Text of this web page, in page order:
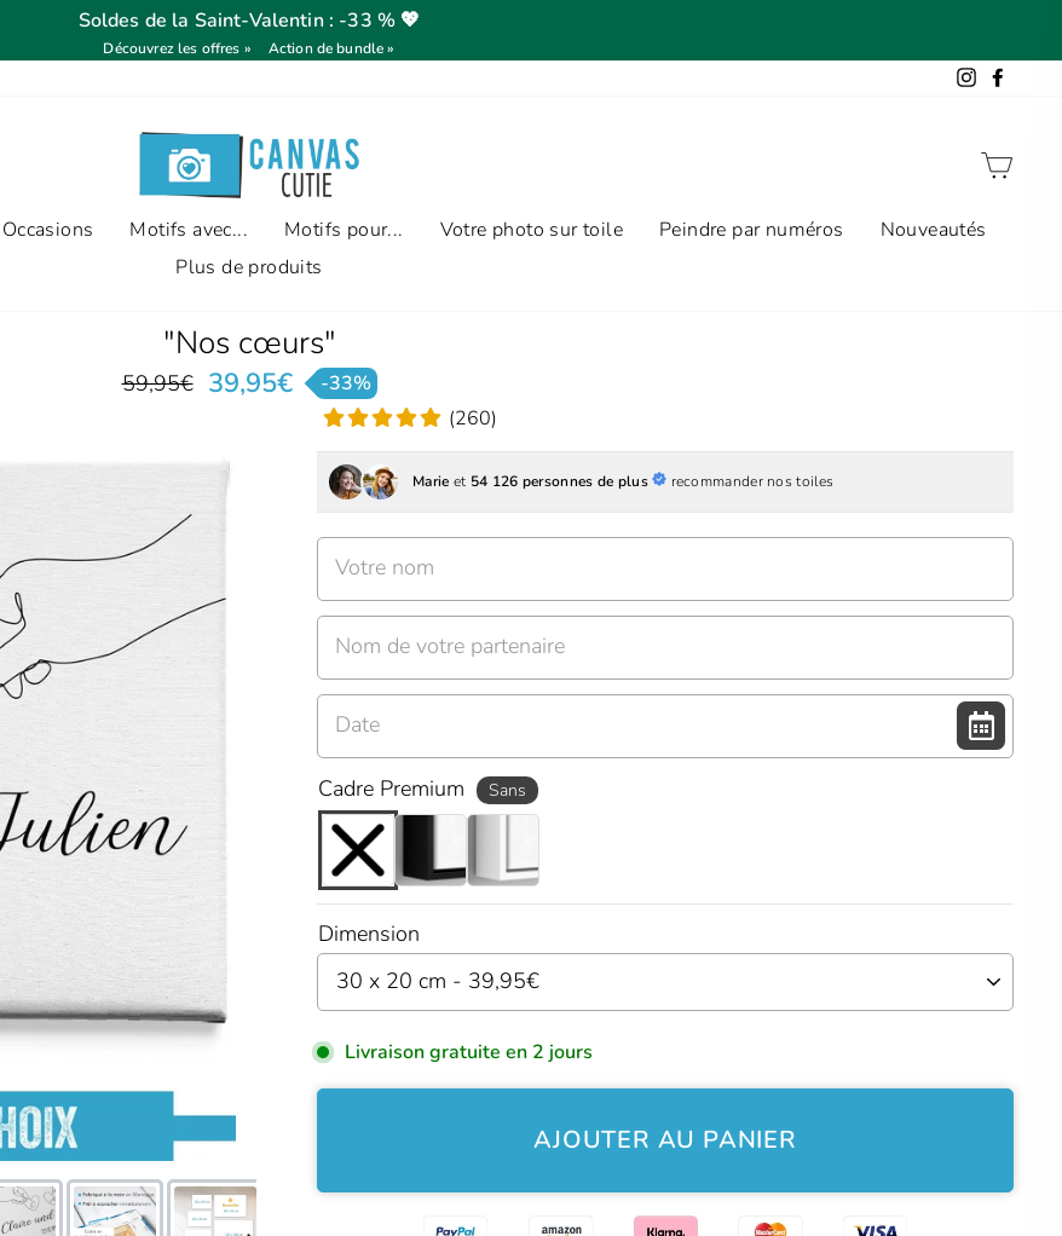
Soldes de la Saint-Valentin : -33 % 💖
Découvrez les offres » Action de bundle »
Instagram
Occasions Motifs avec... Motifs pour... Votre photo sur toile Peindre par numéros
Nouveautés
Plus de produits
"Nos cœurs"
Prix
59,95€ 39,95€
Prix
-33%
(260)
Marie et 54 126 personnes de plus recommander nos toiles
Votre nom
Nom de votre partenaire
Date
Cadre Premium Sans
Dimension
Livraison gratuite en 2 jours
AJOUTER AU PANIER